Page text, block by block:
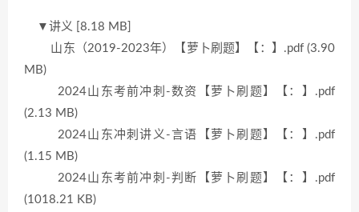
▼讲义 [8.18 MB]
山东（2019-2023年）【萝卜刷题】【：】.pdf (3.90
MB)
2024山东考前冲刺-数资【萝卜刷题】【：】.pdf
(2.13 MB)
2024山东冲刺讲义-言语【萝卜刷题】【：】.pdf
(1.15 MB)
2024山东考前冲刺-判断【萝卜刷题】【：】.pdf
(1018.21 KB)